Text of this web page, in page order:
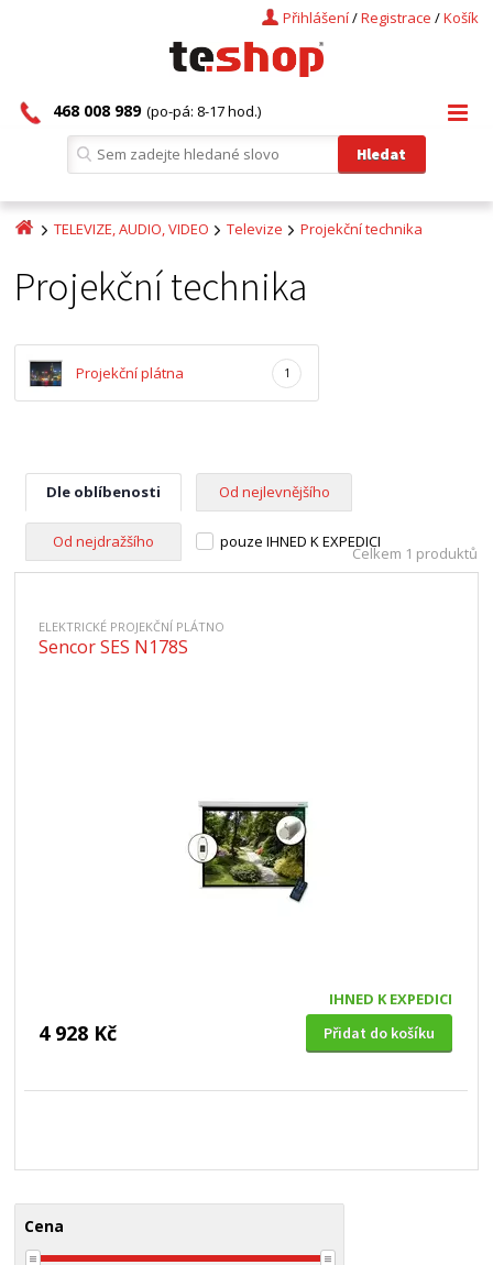
Košík
/
Registrace
/
Přihlášení
468 008 989 (po-pá: 8-17 hod.)
TELEVIZE, AUDIO, VIDEO Televize Projekční technika
Projekční technika
Projekční plátna 1
Dle oblíbenosti Od nejlevnějšího
Od nejdražšího pouze IHNED K EXPEDICI
Celkem 1 produktů
ELEKTRICKÉ PROJEKČNÍ PLÁTNO
Sencor SES N178S
IHNED K EXPEDICI
4 928 Kč Přidat do košíku
Cena